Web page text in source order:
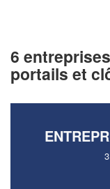
6
portails et